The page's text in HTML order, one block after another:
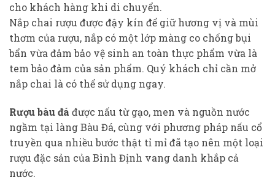
cho khách hàng khi di chuyển.
Nắp chai rượu được đậy kín để giữ hương vị và mùi
thơm của rượu, nắp có một lớp màng co chống bụi
bẩn vừa đảm bảo vệ sinh an toàn thực phẩm vừa là
tem bảo đảm của sản phẩm. Quý khách chỉ cần mở
nắp chai là có thể sử dụng ngay.
Rượu bàu đá được nấu từ gạo, men và nguồn nước
ngầm tại làng Bàu Đá, cùng với phương pháp nấu cổ
truyền qua nhiều bước thật tỉ mỉ đã tạo nên một loại
rượu đặc sản của Bình Định vang danh khắp cả
nước.